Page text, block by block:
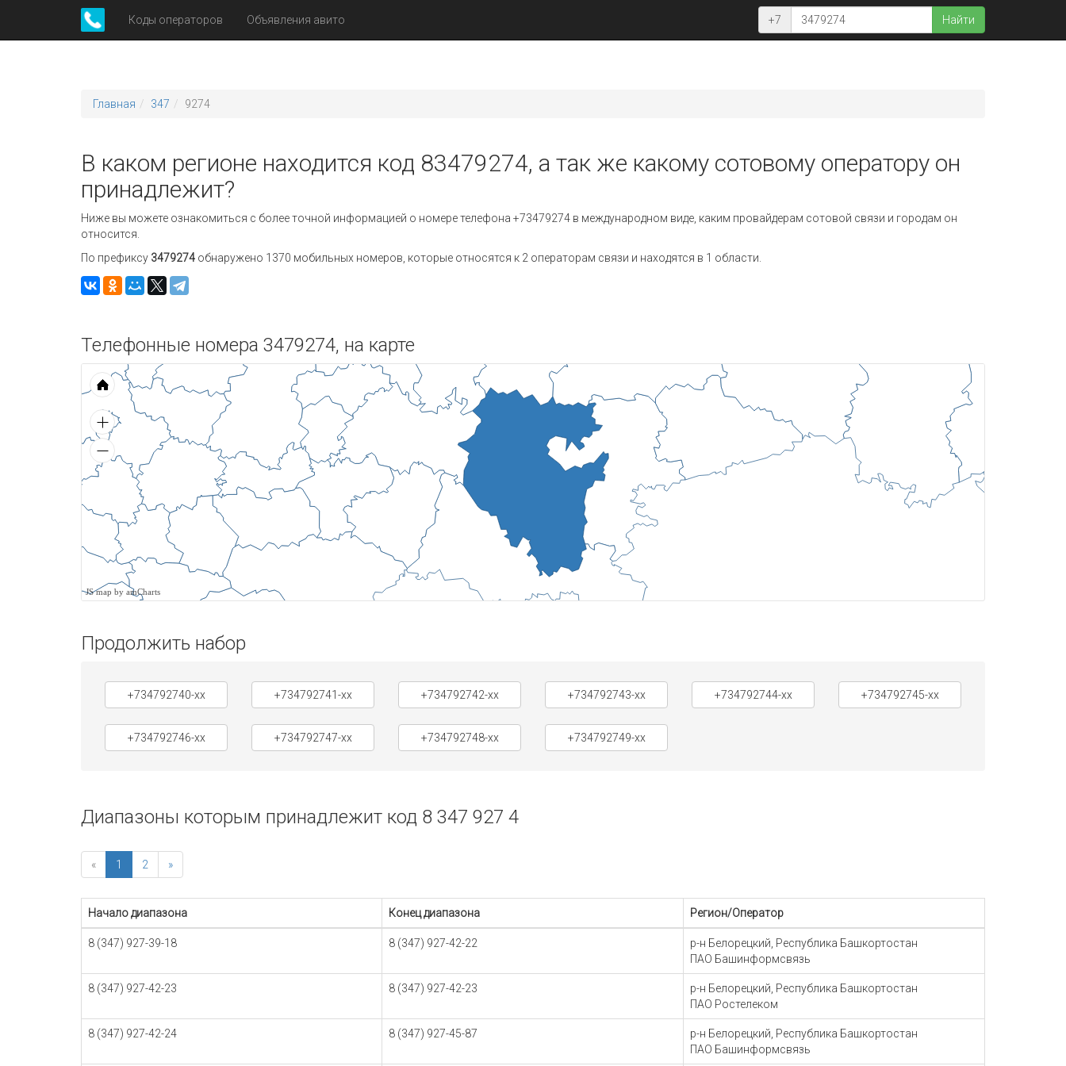
Коды операторов Объявления авито +7 Найти
Главная 347 9274
В каком регионе находится код 83479274, а так же какому сотовому оператору он
принадлежит?
Ниже вы можете ознакомиться с более точной информацией о номере телефона +73479274 в международном виде, каким провайдерам сотовой связи и городам он
относится.
По префиксу 3479274 обнаружено 1370 мобильных номеров, которые относятся к 2 операторам связи и находятся в 1 области.
Телефонные номера 3479274, на карте
JS map by amCharts
Продолжить набор
+734792740-xx +734792741-xx +734792742-xx +734792743-xx +734792744-xx +734792745-xx
+734792746-xx +734792747-xx +734792748-xx +734792749-xx
Диапазоны которым принадлежит код 8 347 927 4
« 1 2 »
Начало диапазона Конец диапазона Регион/Оператор
8 (347) 927-39-18 8 (347) 927-42-22
р-н Белорецкий, Республика Башкортостан
ПАО Башинформсвязь
8 (347) 927-42-23 8 (347) 927-42-23
р-н Белорецкий, Республика Башкортостан
ПАО Ростелеком
8 (347) 927-42-24 8 (347) 927-45-87
р-н Белорецкий, Республика Башкортостан
ПАО Башинформсвязь